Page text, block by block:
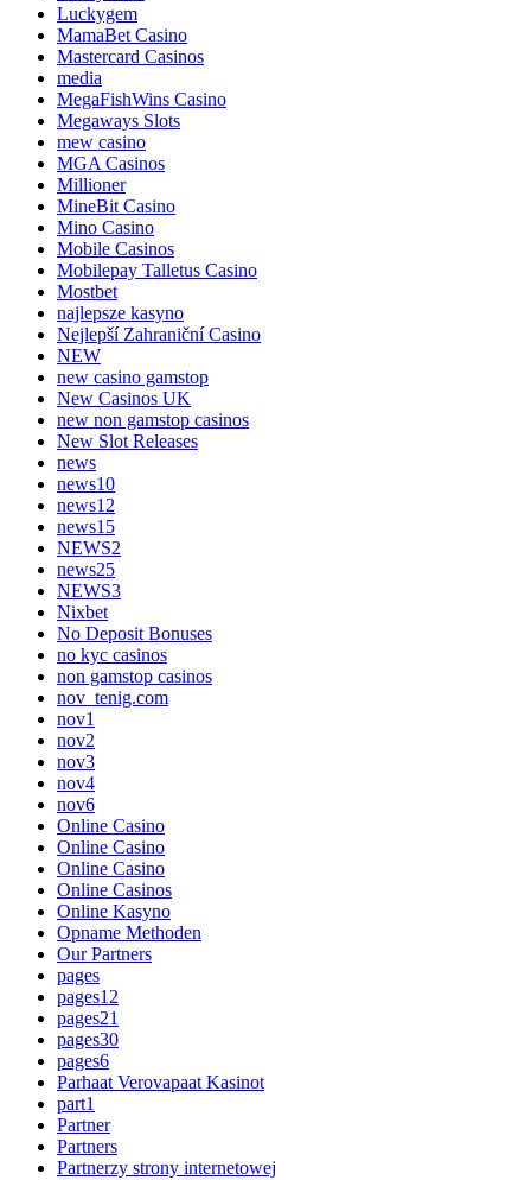
Luckygem
MamaBet Casino
Mastercard Casinos
media
MegaFishWins Casino
Megaways Slots
mew casino
MGA Casinos
Millioner
MineBit Casino
Mino Casino
Mobile Casinos
Mobilepay Talletus Casino
Mostbet
najlepsze kasyno
Nejlepší Zahraniční Casino
NEW
new casino gamstop
New Casinos UK
new non gamstop casinos
New Slot Releases
news
news10
news12
news15
NEWS2
news25
NEWS3
Nixbet
No Deposit Bonuses
no kyc casinos
non gamstop casinos
nov_tenig.com
nov1
nov2
nov3
nov4
nov6
Online Casino
Online Casino
Online Casino
Online Casinos
Online Kasyno
Opname Methoden
Our Partners
pages
pages12
pages21
pages30
pages6
Parhaat Verovapaat Kasinot
part1
Partner
Partners
Partnerzy strony internetowej